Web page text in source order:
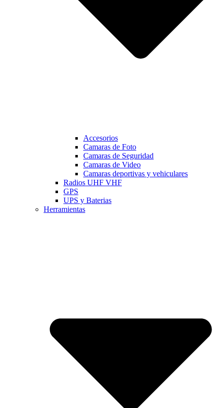
Accesorios
Camaras de Foto
Camaras de Seguridad
Camaras de Video
Camaras deportivas y vehiculares
Radios UHF VHF
GPS
UPS y Baterias
Herramientas